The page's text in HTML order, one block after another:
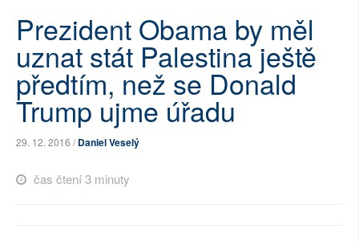
ARCHIV
ROZHOVORY
TÉMATA
NEJČTENĚJŠÍ ZA 7 DNÍ
Prezident Obama by měl
uznat stát Palestina ještě
předtím, než se Donald
Trump ujme úřadu
29. 12. 2016 /Daniel Veselý
čas čtení 3 minuty